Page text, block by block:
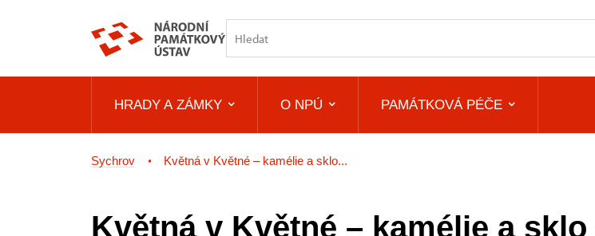
HRADY A ZÁMKY O NPÚ PAMÁTKOVÁ PÉČE
Sychrov Květná v Květné – kamélie a sklo...
Květná v Květné – kamélie a sklo